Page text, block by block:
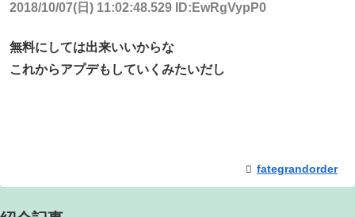
2018/10/07(日) 11:02:48.529 ID:EwRgVypP0
無料にしては出来いいからな
これからアプデもしていくみたいだし
fategrandorder